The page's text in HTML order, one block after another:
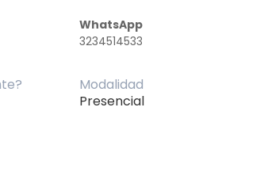
WhatsApp
3234514533
Modalidad
Presencial